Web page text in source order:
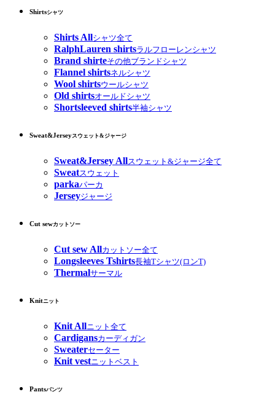
Shirtsシャツ
Shirts Allシャツ全て
RalphLauren shirtsラルフローレンシャツ
Brand shirteその他ブランドシャツ
Flannel shirtsネルシャツ
Wool shirtsウールシャツ
Old shirtsオールドシャツ
Shortsleeved shirts半袖シャツ
Sweat&Jerseyスウェット&ジャージ
Sweat&Jersey Allスウェット&ジャージ全て
Sweatスウェット
parkaパーカ
Jerseyジャージ
Cut sewカットソー
Cut sew Allカットソー全て
Longsleeves Tshirts長袖Tシャツ(ロンT)
Thermalサーマル
Knitニット
Knit Allニット全て
Cardigansカーディガン
Sweaterセーター
Knit vestニットベスト
Pantsパンツ